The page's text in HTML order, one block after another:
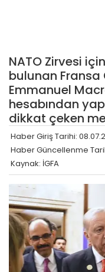
NATO Zirvesi
bulunan Fransa
Emmanuel
hesabından
dikkat çeken
Haber Giriş Tarihi:
Haber Güncellenme
Kaynak: İGFA